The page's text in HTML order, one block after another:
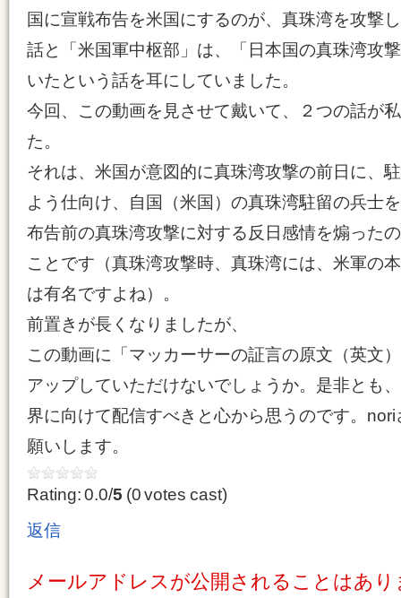
国に宣戦布告を米国にするのが、真珠湾を攻撃
話と「米国軍中枢部」は、「日本国の真珠湾攻
いたという話を耳にしていました。
今回、この動画を見させて戴いて、２つの話が
た。
それは、米国が意図的に真珠湾攻撃の前日に、
よう仕向け、自国（米国）の真珠湾駐留の兵士
布告前の真珠湾攻撃に対する反日感情を煽った
ことです（真珠湾攻撃時、真珠湾には、米軍の
は有名ですよね）。
前置きが長くなりましたが、
この動画に「マッカーサーの証言の原文（英文
アップしていただけないでしょうか。是非とも
界に向けて配信すべきと心から思うのです。
願いします。
Rating: 0.0/5 (0 votes cast)
返信
メールアドレスが公開されることはあ